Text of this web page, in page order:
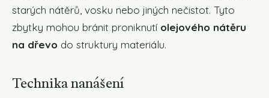
starých nátěrů, vosku nebo jiných nečistot. Tyto
zbytky mohou bránit proniknutí olejového nátěru
na dřevo do struktury materiálu.
Technika nanášení